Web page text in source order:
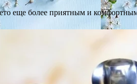
еще более приятным и